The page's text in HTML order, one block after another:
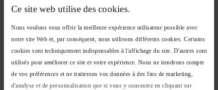
Ce site web utilise des cookies.
Nous voulons vous offrir la meilleure expérience utilisateur possible avec
notre site Web et, par conséquent, nous utilisons différents cookies. Certains
cookies sont techniquement indispensables à l'affichage du site. D'autres sont
utilisés pour améliorer ce site et votre expérience. Nous ne tiendrons compte
de vos préférences et ne traiterons vos données à des fins de marketing,
d'analyse et de personnalisation que si vous y consentez en cliquant sur